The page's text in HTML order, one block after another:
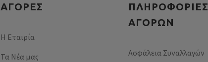
ΑΓΟΡΕΣ
Η Εταιρία
Τα Νέα μας
ΠΛΗΡΟΦΟΡΊΕΣ
ΑΓΟΡΏΝ
Ασφάλεια Συναλλαγών